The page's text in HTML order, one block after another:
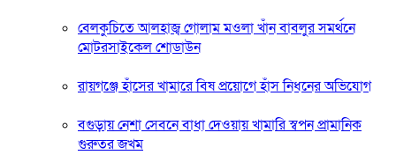
বেলকুচিতে আলহাজ্ব গোলাম মওলা খাঁন বাবলুর সমর্থনে
মোটরসাইকেল শোডাউন
রায়গঞ্জে হাঁসের খামারে বিষ প্রয়োগে হাঁস নিধনের অভিযোগ
বগুড়ায় নেশা সেবনে বাধা দেওয়ায় খামারি স্বপন প্রামানিক
গুরুতর জখম